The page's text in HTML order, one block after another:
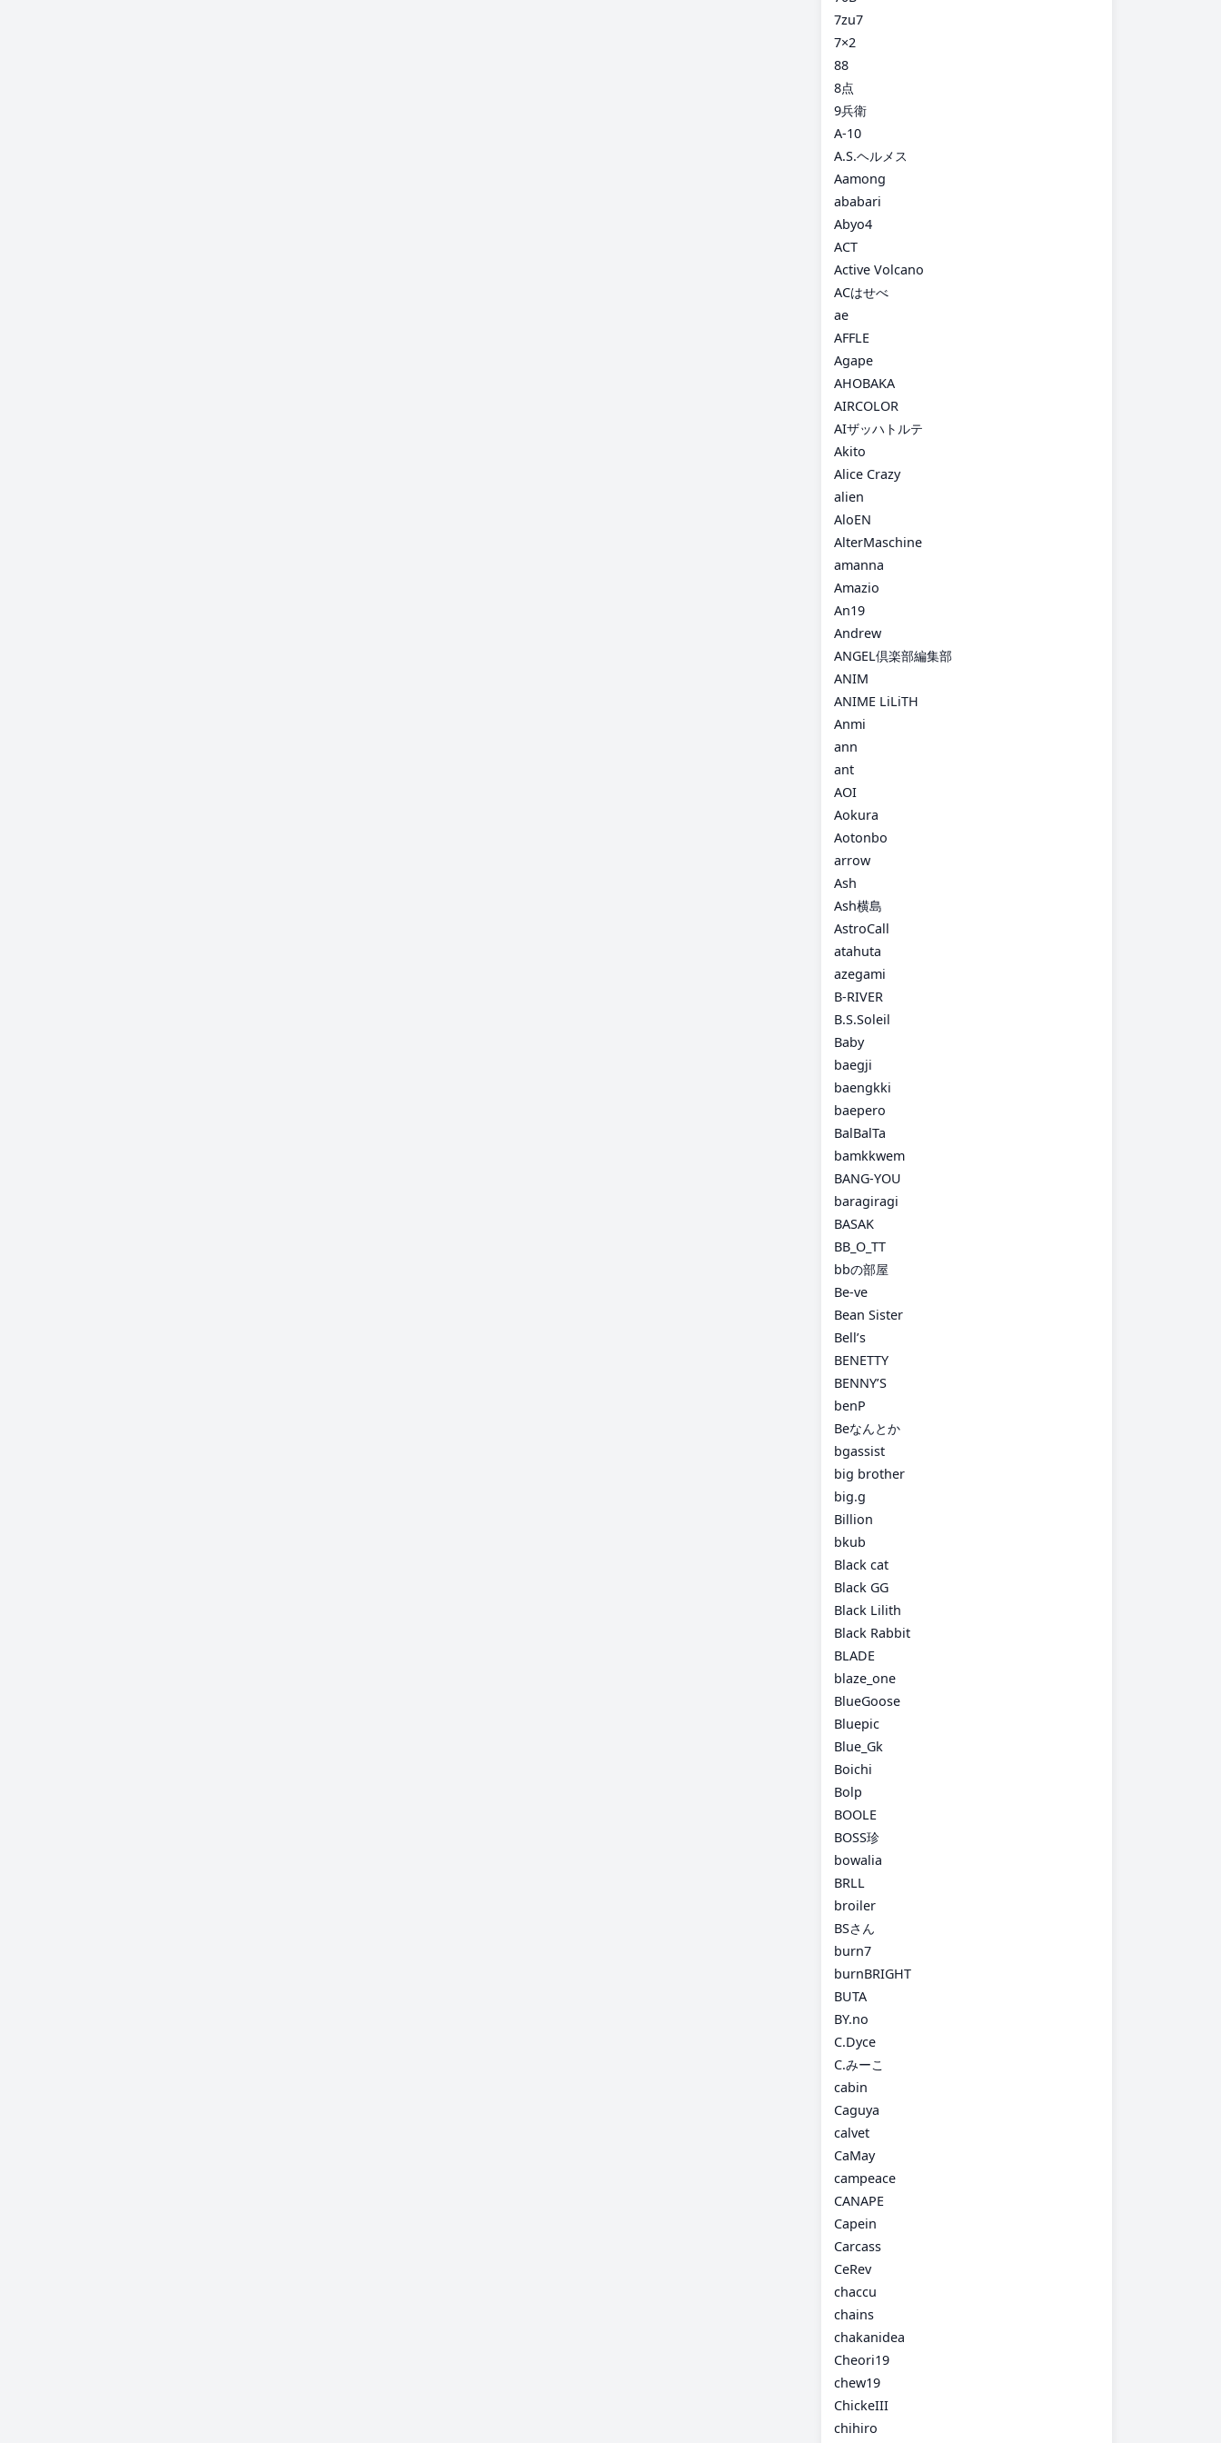
7zu7
7×2
88
8点
9兵衛
A-10
A.S.ヘルメス
Aamong
ababari
Abyo4
ACT
Active Volcano
ACはせべ
ae
AFFLE
Agape
AHOBAKA
AIRCOLOR
AIザッハトルテ
Akito
Alice Crazy
alien
AloEN
AlterMaschine
amanna
Amazio
An19
Andrew
ANGEL倶楽部編集部
ANIM
ANIME LiLiTH
Anmi
ann
ant
AOI
Aokura
Aotonbo
arrow
Ash
Ash横島
AstroCall
atahuta
azegami
B-RIVER
B.S.Soleil
Baby
baegji
baengkki
baepero
BalBalTa
bamkkwem
BANG-YOU
baragiragi
BASAK
BB_O_TT
bbの部屋
Be-ve
Bean Sister
Bell’s
BENETTY
BENNY’S
benP
Beなんとか
bgassist
big brother
big.g
Billion
bkub
Black cat
Black GG
Black Lilith
Black Rabbit
BLADE
blaze_one
BlueGoose
Bluepic
Blue_Gk
Boichi
Bolp
BOOLE
BOSS珍
bowalia
BRLL
broiler
BSさん
burn7
burnBRIGHT
BUTA
BY.no
C.Dyce
C.みーこ
cabin
Caguya
calvet
CaMay
campeace
CANAPE
Capein
Carcass
CeRev
chaccu
chains
chakanidea
Cheori19
chew19
ChickeIII
chihiro